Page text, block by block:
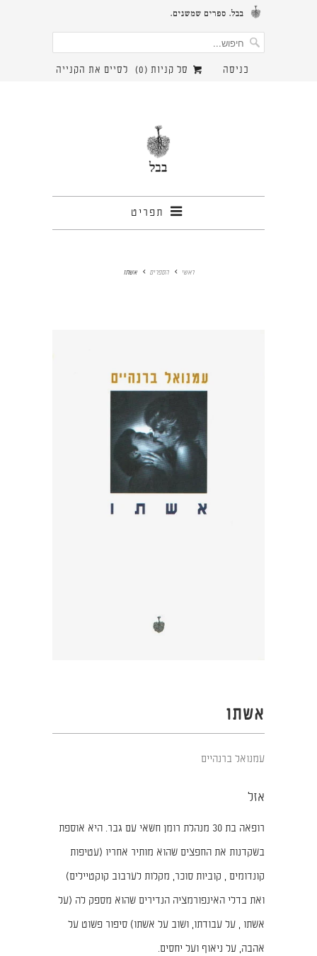
כניסה לסיים את הקנייה סל קניות ( 0
)
תפריט
ראשי הספרים אשתו
אשתו
עמנואל ברנהיים
אזל
רופאה בת 30 מנהלת רומן חשאי עם גבר. היא אוספת
בשקדנות את החפצים שהוא מותיר אחריו (עטיפות
קונדומים , קוביות סוכר, מקלות לערבוב קוקטיילים)
ואת בדלי האינפורמציה הנדירים שהוא מספק לה (על
אשתו , על עבודתו, ושוב על אשתו) סיפור פשוט על
אהבה, על ניאוף ועל יחסים.